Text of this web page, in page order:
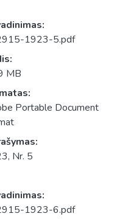
1923-5.pdf
MB
Portable Document
Nr. 5
1923-6.pdf